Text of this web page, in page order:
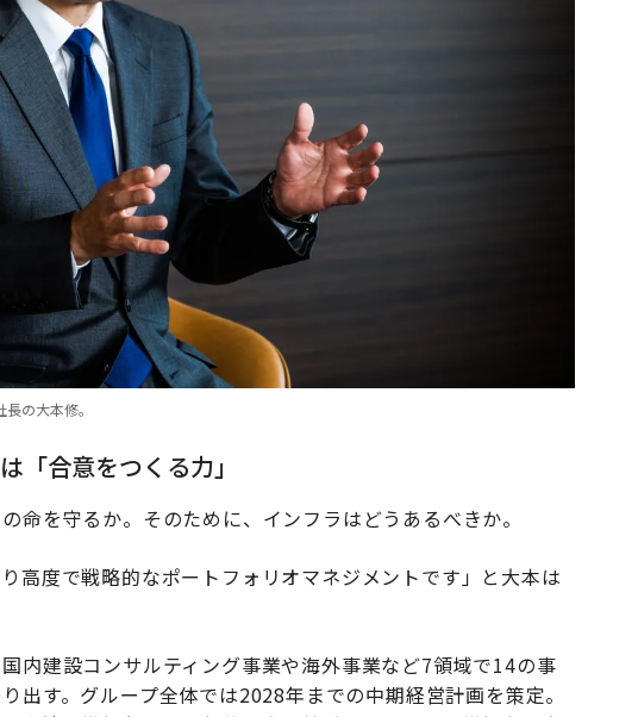
の大本修。
「合意をつくる力」
命を守るか。そのために、インフラはどうあるべきか。
高度で戦略的なポートフォリオマネジメントです」と大本は
内建設コンサルティング事業や海外事業など7領域で14の事
出す。グループ全体では2028年までの中期経営計画を策定。